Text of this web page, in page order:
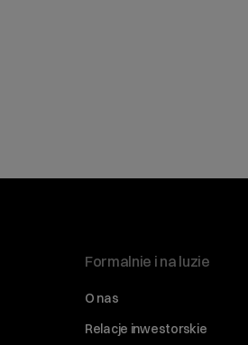
Formalnie i na luzie
O nas
Relacje inwestorskie